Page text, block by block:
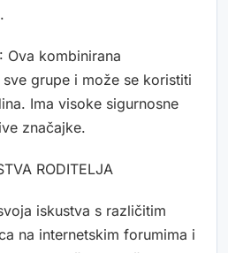
Ova kombinirana
grupe i može se koristiti
Ima visoke sigurnosne
značajke.
RODITELJA
iskustva s različitim
na internetskim forumima i